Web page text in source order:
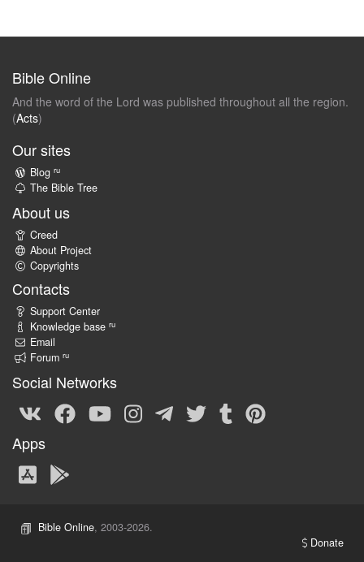
Bible Online
And the word of the Lord was published throughout all the region.
(Acts)
Our sites
Blog ru
The Bible Tree
About us
Creed
About Project
Copyrights
Contacts
Support Center
Knowledge base ru
Email
Forum ru
Social Networks
Apps
Bible Online, 2003-2026.
Donate